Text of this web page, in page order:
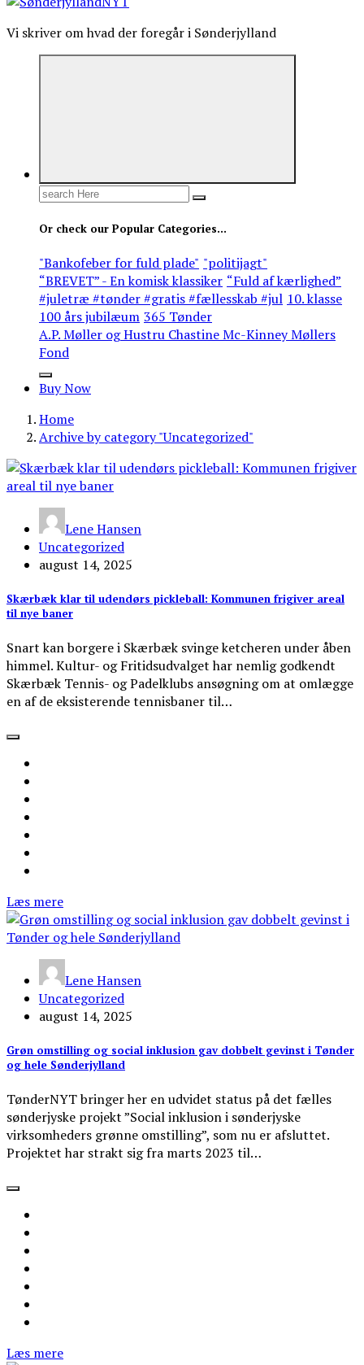
Vi skriver om hvad der foregår i Sønderjylland
Search
Or check our Popular Categories...
"Bankofeber for fuld plade" "politijagt"
“BREVET” - En komisk klassiker “Fuld af kærlighed”
#juletræ #tønder #gratis #fællesskab #jul 10. klasse
100 års jubilæum 365 Tønder
A.P. Møller og Hustru Chastine Mc-Kinney Møllers
Fond
Buy Now
Home
Archive by category "Uncategorized"
Lene Hansen
Uncategorized
august 14, 2025
Skærbæk klar til udendørs pickleball: Kommunen frigiver areal
til nye baner
Snart kan borgere i Skærbæk svinge ketcheren under åben
himmel. Kultur- og Fritidsudvalget har nemlig godkendt
Skærbæk Tennis- og Padelklubs ansøgning om at omlægge
en af de eksisterende tennisbaner til…
Læs mere
Lene Hansen
Uncategorized
august 14, 2025
Grøn omstilling og social inklusion gav dobbelt gevinst i Tønder
og hele Sønderjylland
TønderNYT bringer her en udvidet status på det fælles
sønderjyske projekt ”Social inklusion i sønderjyske
virksomheders grønne omstilling”, som nu er afsluttet.
Projektet har strakt sig fra marts 2023 til…
Læs mere